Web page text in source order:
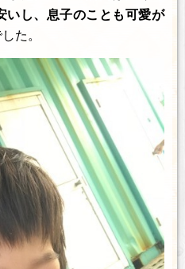
いし、息子のことも可愛が
た。